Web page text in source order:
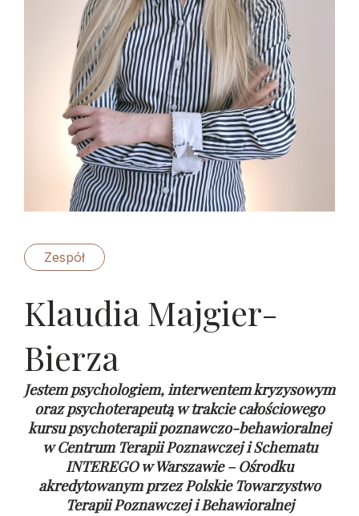
Zespół
Klaudia Majgier-
Bierza
Jestem psychologiem, interwentem kryzysowym
oraz psychoterapeutą w trakcie całościowego
kursu psychoterapii poznawczo-behawioralnej
wCentrum Terapii Poznawczej i Schematu
INTEREGO w Warszawie – Ośrodku
akredytowanym przez Polskie Towarzystwo
Terapii Poznawczej i Behawioralnej